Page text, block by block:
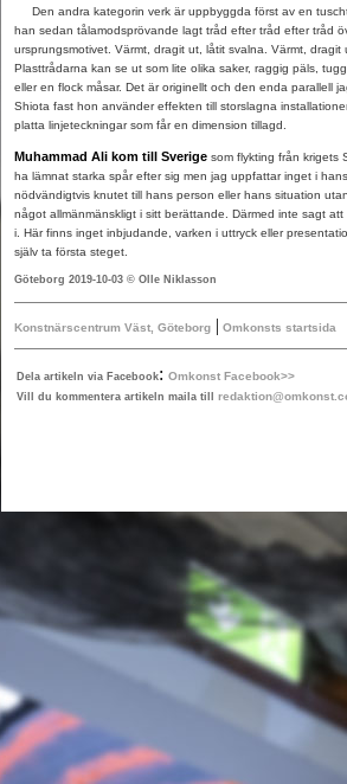
Den andra kategorin verk är uppbyggda först av en
han sedan tålamodsprövande lagt tråd efter tråd efter tråd
ursprungsmotivet. Värmt, dragit ut, låtit svalna. Värmt, dragit
Plasttrådarna kan se ut som lite olika saker, raggig päls,
eller en flock måsar. Det är originellt och den enda parallell
Shiota fast hon använder effekten till storslagna
platta linjeteckningar som får en dimension tillagd.
Muhammad Ali kom till Sverigesom flykting från krigets
ha lämnat starka spår efter sig men jag uppfattar inget i
nödvändigtvis knutet till hans person eller hans situation
något allmänmänskligt i sitt berättande. Därmed inte sagt
i. Här finns inget inbjudande, varken i uttryck eller
själv ta första steget.
Göteborg 2019-10-03 © Olle Niklasson
Konstnärscentrum Väst, Göteborg | Omkonsts startsida
Dela artikeln via Facebook: Omkonst Facebook>>
Vill du kommentera artikeln maila till